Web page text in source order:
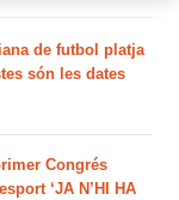
de futbol platja
són les dates
Congrés
‘JA N’HI HA